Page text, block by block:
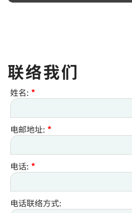
联络我们
姓名: *
电邮地址: *
电话: *
电话联络方式: